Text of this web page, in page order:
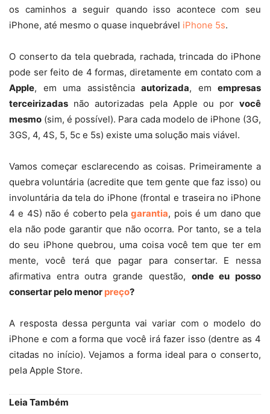
os caminhos a seguir quando isso acontece com seu
iPhone, até mesmo o quase inquebrável iPhone 5s.
O conserto da tela quebrada, rachada, trincada do iPhone
pode ser feito de 4 formas, diretamente em contato com a
Apple, em uma assistência autorizada, em empresas
terceirizadas não autorizadas pela Apple ou por você
mesmo (sim, é possível). Para cada modelo de iPhone (3G,
3GS, 4, 4S, 5, 5c e 5s) existe uma solução mais viável.
Vamos começar esclarecendo as coisas. Primeiramente a
quebra voluntária (acredite que tem gente que faz isso) ou
involuntária da tela do iPhone (frontal e traseira no iPhone
4 e 4S) não é coberto pelagarantia, pois é um dano que
ela não pode garantir que não ocorra. Por tanto, se a tela
do seu iPhone quebrou, uma coisa você tem que ter em
mente, você terá que pagar para consertar. E nessa
afirmativa entra outra grande questão, onde eu posso
consertar pelo menor preço?
A resposta dessa pergunta vai variar com o modelo do
iPhone e com a forma que você irá fazer isso (dentre as 4
citadas no início). Vejamos a forma ideal para o conserto,
pela Apple Store.
Leia Também